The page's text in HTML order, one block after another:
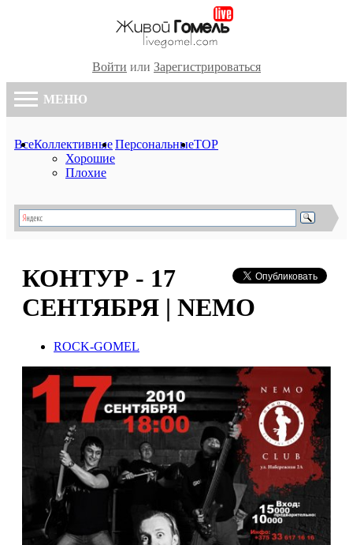
Войти или Зарегистрироваться
МЕНЮ
ВсеКоллективные
Хорошие
Плохие
ПерсональныеTOP
КОНТУР - 17
СЕНТЯБРЯ | NEMO
ROCK-GOMEL